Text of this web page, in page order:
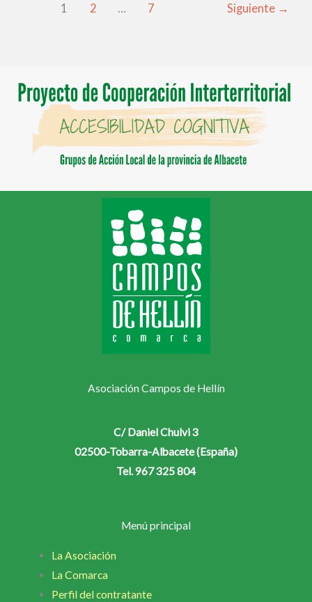
1 2 … 7 Siguiente →
Asociación Campos de Hellín
C/ Daniel Chulvi 3
02500-Tobarra-Albacete (España)
Tel. 967 325 804
Menú principal
La Asociación
La Comarca
Perfil del contratante